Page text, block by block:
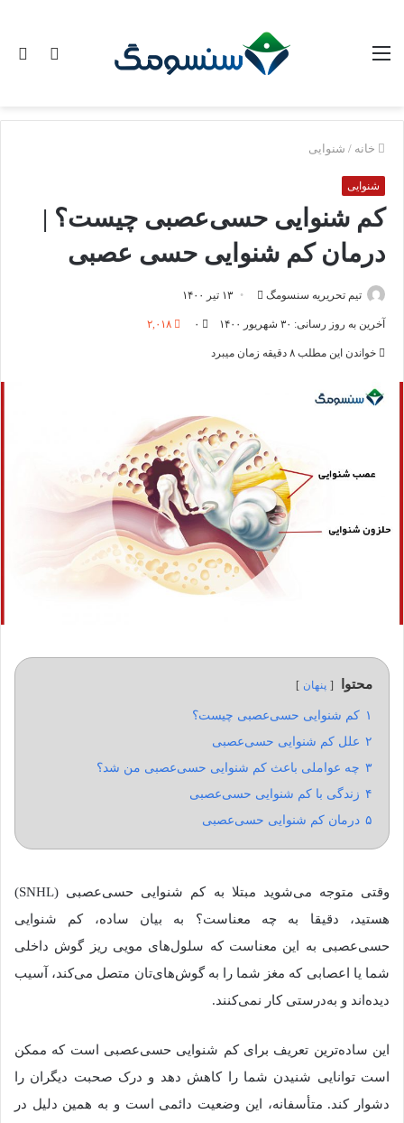
تغییر
منو
خانه / شنوایی
شنوایی
کم‌ شنوایی حسی‌عصبی چیست؟ |
درمان کم‌ شنوایی حسی‌ عصبی
تیم تحریریه سنسومگ
ارسال۱۳ تیر ۱۴۰۰
آخرین به روز رسانی: ۳۰ شهریور ۱۴۰۰ ۰ ۲,۰۱۸
خواندن این مطلب ۸ دقیقه زمان میبرد
محتوا پنهان
۱ کم شنوایی حسی‌عصبی چیست؟
۲ علل کم شنوایی حسی‌عصبی
۳ چه عواملی باعث کم‌ شنوایی حسی‌‎عصبی من شد؟
۴ زندگی با کم شنوایی حسی‌عصبی
۵ درمان کم‌ شنوایی حسی‌عصبی
وقتی متوجه می‏‌شوید مبتلا به کم شنوایی حسی‌عصبی (SNHL)
هستید، دقیقا به چه معناست؟ به بیان ساده، کم شنوایی
حسی‌عصبی به این معناست که سلول‌های مویی ریز گوش داخلی
شما یا اعصابی که مغز شما را به گوش‌های‌تان متصل می‌کند، آسیب
دیده‌اند و به‌درستی کار نمی‌کنند.
این ساده‌ترین تعریف برای کم شنوایی حسی‌عصبی است که ممکن
است توانایی شنیدن شما را کاهش دهد و درک صحبت دیگران را
دشوار کند. متأسفانه، این وضعیت دائمی است و به همین دلیل در